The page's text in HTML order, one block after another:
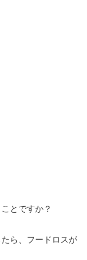
とですか？
ら、フードロスが